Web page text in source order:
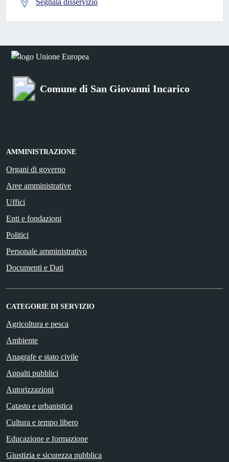
Comune di San Giovanni Incarico
AMMINISTRAZIONE
Organi di governo
Aree amministrative
Uffici
Enti e fondazioni
Politici
Personale amministrativo
Documenti e Dati
CATEGORIE DI SERVIZIO
Agricoltura e pesca
Ambiente
Anagrafe e stato civile
Appalti pubblici
Autorizzazioni
Catasto e urbanistica
Cultura e tempo libero
Educazione e formazione
Giustizia e sicurezza pubblica